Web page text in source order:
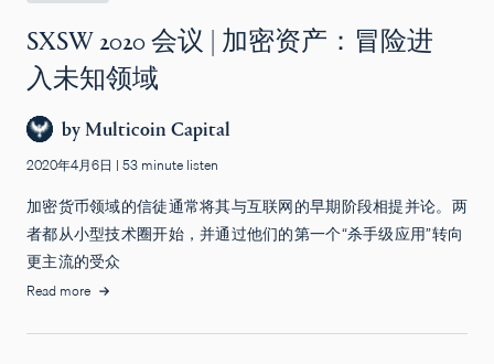
SXSW 2020 会议 | 加密资产：冒险进
入未知领域
byMulticoin Capital
2020年4月6日 | 53 minute listen
加密货币领域的信徒通常将其与互联网的早期阶段相提并论。两
者都从小型技术圈开始，并通过他们的第一个“杀手级应用”转向
更主流的受众
Read more